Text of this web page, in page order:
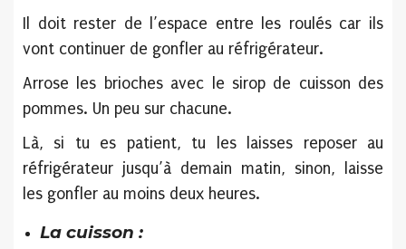
Il doit rester de l’espace entre les roulés car ils
vont continuer de gonfler au réfrigérateur.
Arrose les brioches avec le sirop de cuisson des
pommes. Un peu sur chacune.
Là, si tu es patient, tu les laisses reposer au
réfrigérateur jusqu’à demain matin, sinon, laisse
les gonfler au moins deux heures.
La cuisson :